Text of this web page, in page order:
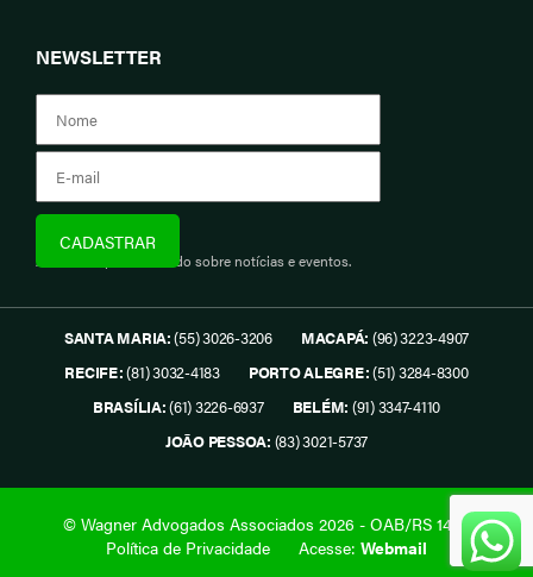
NEWSLETTER
Assine e fique informado sobre notícias e eventos.
SANTA MARIA:(55) 3026-3206 MACAPÁ: (96) 3223-4907
RECIFE:(81) 3032-4183 PORTO ALEGRE:(51) 3284-8300
BRASÍLIA:(61) 3226-6937 BELÉM: (91) 3347-4110
JOÃO PESSOA: (83) 3021-5737
© Wagner Advogados Associados 2026 - OAB/RS 1419.
Política de Privacidade
Acesse: Webmail